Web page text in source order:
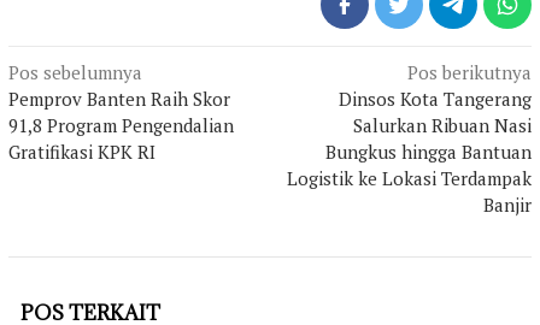
Navigasi
pos
Pos sebelumnya
Pemprov Banten Raih Skor
91,8 Program Pengendalian
Gratifikasi KPK RI
Pos berikutnya
Dinsos Kota Tangerang
Salurkan Ribuan Nasi
Bungkus hingga Bantuan
Logistik ke Lokasi Terdampak
Banjir
POS TERKAIT